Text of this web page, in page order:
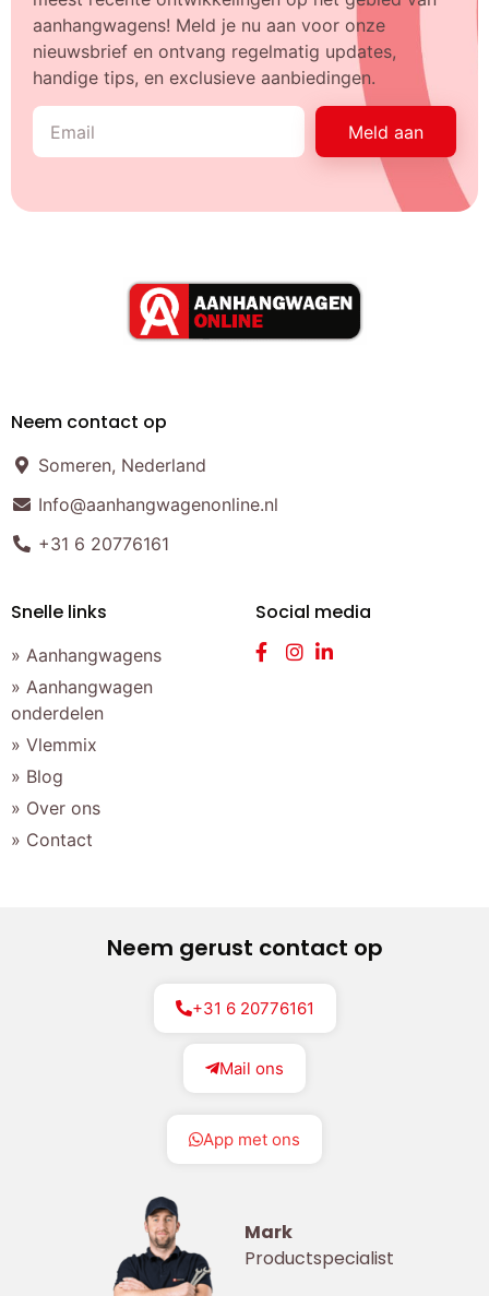
aanhangwagens! Meld je nu aan voor onze
nieuwsbrief en ontvang regelmatig updates,
handige tips, en exclusieve aanbiedingen.
Meld aan
Neem contact op
Someren, Nederland
Info@aanhangwagenonline.nl
+31 6 20776161
Snelle links
» Aanhangwagens
» Aanhangwagen
onderdelen
» Vlemmix
» Blog
» Over ons
» Contact
Social media
Neem gerust contact op
+31 6 20776161
Mail ons
App met ons
Mark
Productspecialist